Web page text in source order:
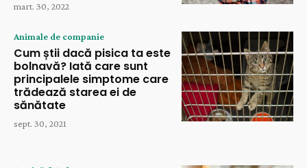
mart. 30, 2022
Animale de companie
Cum știi dacă pisica ta este
bolnavă? Iată care sunt
principalele simptome care
trădează starea ei de
sănătate
sept. 30, 2021